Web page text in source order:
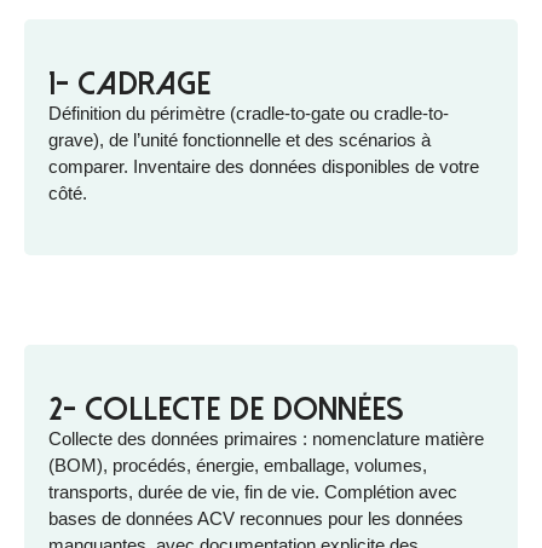
1- Cadrage
Définition du périmètre (cradle-to-gate ou cradle-to-
grave), de l’unité fonctionnelle et des scénarios à
comparer. Inventaire des données disponibles de votre
côté.
2- Collecte de données
Collecte des données primaires : nomenclature matière
(BOM), procédés, énergie, emballage, volumes,
transports, durée de vie, fin de vie. Complétion avec
bases de données ACV reconnues pour les données